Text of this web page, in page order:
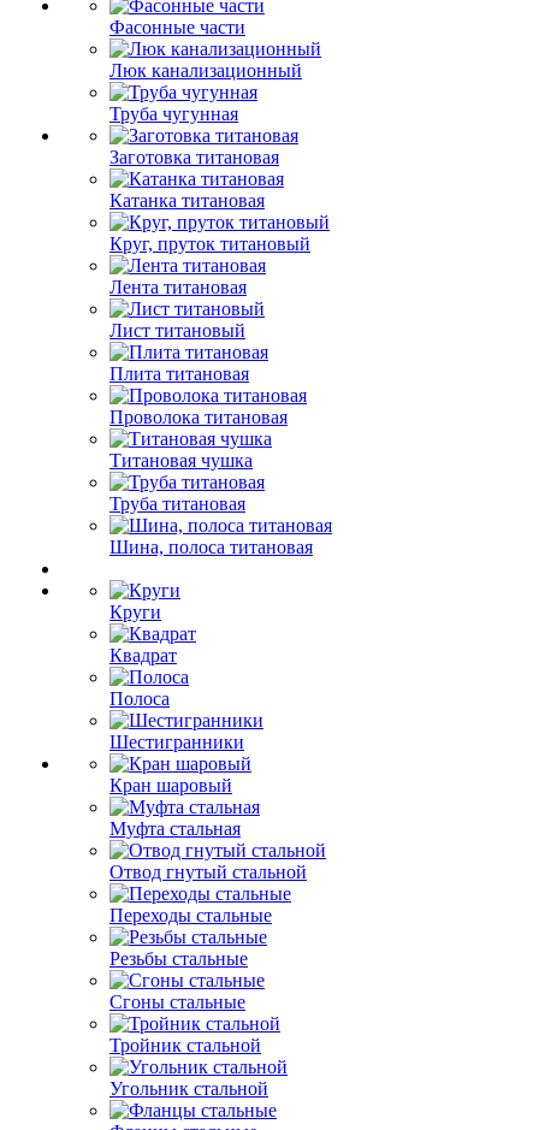
Фасонные части
Люк канализационный
Труба чугунная
Заготовка титановая
Катанка титановая
Круг, пруток титановый
Лента титановая
Лист титановый
Плита титановая
Проволока титановая
Титановая чушка
Труба титановая
Шина, полоса титановая
Круги
Квадрат
Полоса
Шестигранники
Кран шаровый
Муфта стальная
Отвод гнутый стальной
Переходы стальные
Резьбы стальные
Сгоны стальные
Тройник стальной
Угольник стальной